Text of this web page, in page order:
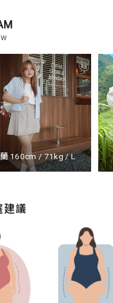
160cm / 71kg / L
議